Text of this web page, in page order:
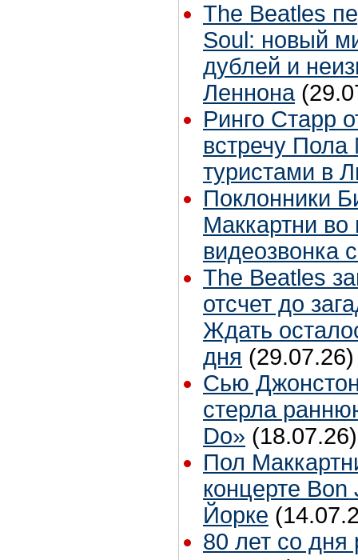
The Beatles
Soul: новый
дублей и
Леннона
Ринго Старр
встречу Пола
туристами в
Поклонники
Маккартни во
видеозвонка
The Beatles
отсчет до
Ждать
дня (29.07.26)
Сью
стерла
Do» (18.07.26)
Пол
концерте
Йорке
80 лет со